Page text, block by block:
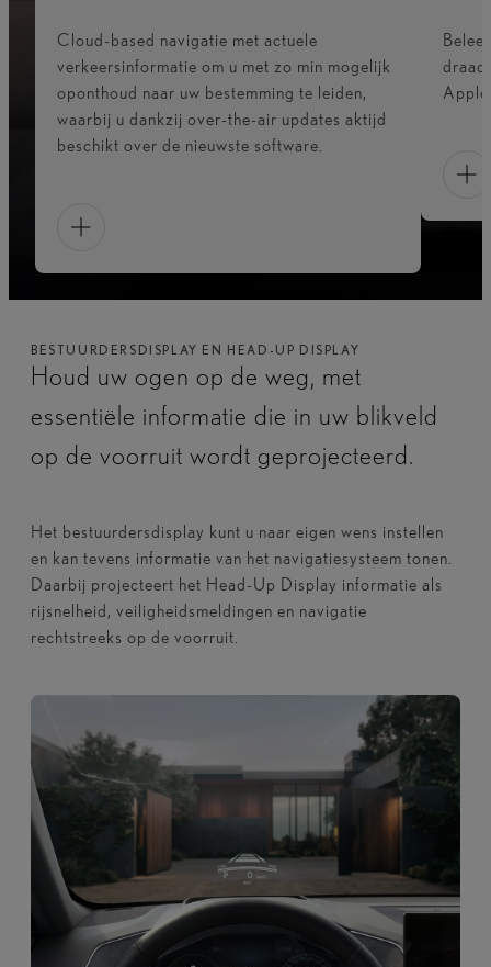
Cloud-based navigatie met actuele
verkeersinformatie om u met zo min mogelijk
oponthoud naar uw bestemming te leiden,
waarbij u dankzij over-the-air updates aktijd
beschikt over de nieuwste software.​
BESTUURDERSDISPLAY EN HEAD-UP DISPLAY
Houd uw ogen op de weg, met
essentiële informatie die in uw blikveld
op de voorruit wordt geprojecteerd.
Het bestuurdersdisplay kunt u naar eigen wens instellen
en kan tevens informatie van het navigatiesysteem tonen.
Daarbij projecteert het Head-Up Display informatie als
rijsnelheid, veiligheidsmeldingen en navigatie
rechtstreeks op de voorruit.